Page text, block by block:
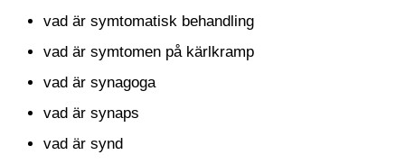
vad är symtomatisk behandling
vad är symtomen på kärlkramp
vad är synagoga
vad är synaps
vad är synd